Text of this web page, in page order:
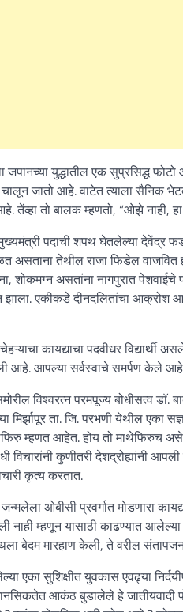
जपानच्या युद्धातील एक सुप्रसिद्ध
चालून जातो आहे. वाटेत त्याला
तेंव्हा तो बालक म्हणतो, “ओझे नाही,
मुख्यमंत्री पदाची शपथ घेतलेल्या
असताना तेथील राजा फिडेल वाजवित
शोकमग्न असतांना नागपुरात
झाला. एकीकडे दीनदलितांचा आक्रोश
कायद्याचा पदवीधर
आहे. आपल्या सर्वस्वाचे समर्पण
विश्वरत्न परमपूज्य बोधीसत्व डाॅ.
मिर्झापूर ता. जि. परभणी येथील
म्हणत आहेत. होय तो माथेफिरुच असेल
विचारांनी कुणीतरी देशद्रोह्यांनी
कृत्य करतात.
ओबीसी प्रवर्गात मोडणारा
नाही म्हणून यासाठी काढण्यात
बेदम मारहाण केली, ते वरील
एका सुशिक्षीत युवकास एवढ्या
आकंठ बुडालेले हे जातीयवादी